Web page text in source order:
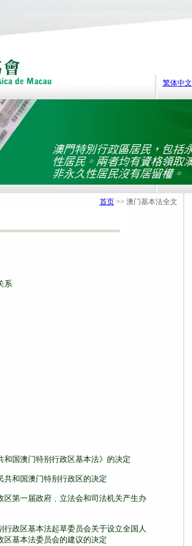
繁体中文
首页>> 澳门基本法全文
系
国澳门特别行政区基本法》的决定
共和国澳门特别行政区的决定
第一届政府﹑立法会和司法机关产生办
政区基本法起草委员会关于设立全国人
区基本法委员会的建议的决定